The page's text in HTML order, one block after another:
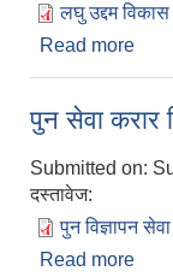
लघु उद्दम
Read more
पुन सेवा करार
Submitted on:
दस्तावेज:
पुन विज्ञापन
Read more